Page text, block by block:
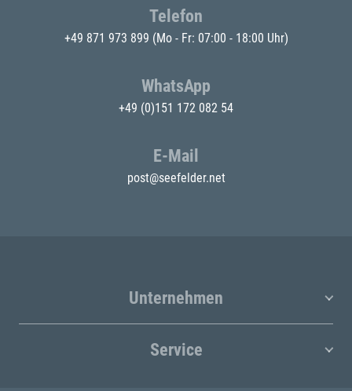
Telefon
+49 871 973 899 (Mo - Fr: 07:00 - 18:00 Uhr)
WhatsApp
+49 (0)151 172 082 54
E-Mail
post@seefelder.net
Unternehmen
Service